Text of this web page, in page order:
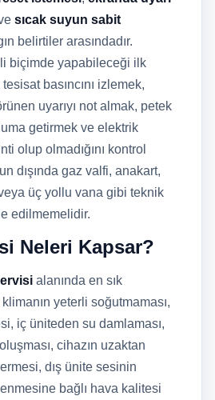
sıcak suyun sabit
belirtiler arasındadır.
biçimde yapabileceği ilk
basıncını izlemek,
uyarıyı not almak, petek
getirmek ve elektrik
olup olmadığını kontrol
dışında gaz valfi, anakart,
üç yollu vana gibi teknik
edilmemelidir.
Neleri Kapsar?
alanında en sık
yeterli soğutmaması,
iç üniteden su damlaması,
cihazın uzaktan
dış ünite sesinin
bağlı hava kalitesi